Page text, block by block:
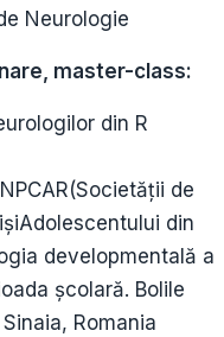
Neurologie
master-class:
din R
de
din
developmentală a
școlară. Bolile
Romania